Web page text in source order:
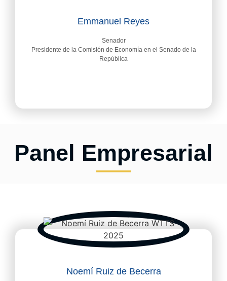
Emmanuel Reyes
Senador
Presidente de la Comisión de Economía en el Senado de la
República
Panel Empresarial
Noemí Ruiz de Becerra